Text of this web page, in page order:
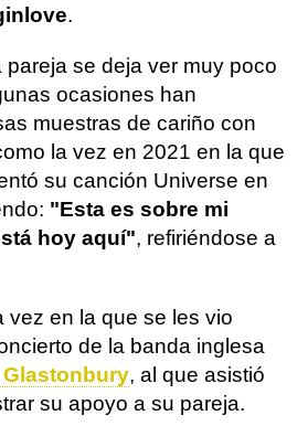
.
pareja se deja ver muy poco
ocasiones han
muestras de cariño con
la vez en 2021 en la que
su canción Universe en
"Esta es sobre mi
hoy aquí", refiriéndose a
vez en la que se les vio
de la banda inglesa
, al que asistió
su apoyo a su pareja.